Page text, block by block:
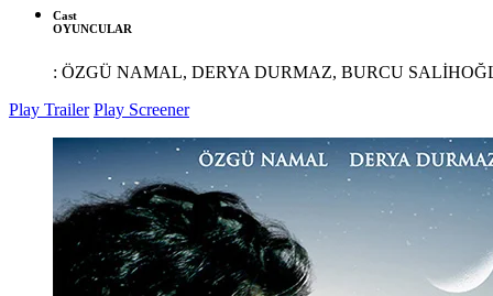
Cast
OYUNCULAR
: ÖZGÜ NAMAL, DERYA DURMAZ, BURCU
Play Trailer Play Screener